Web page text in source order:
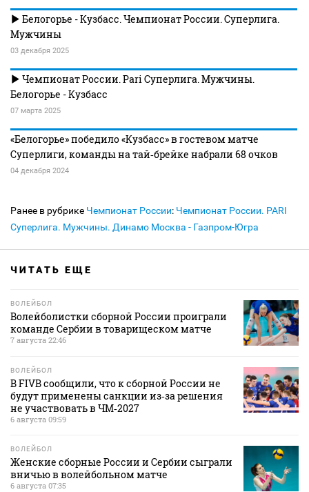
Белогорье - Кузбасс. Чемпионат России. Суперлига.
Мужчины
03 декабря 2025
Чемпионат России. Pari Суперлига. Мужчины.
Белогорье - Кузбасс
07 марта 2025
«Белогорье» победило «Кузбасс» в гостевом матче
Суперлиги, команды на тай‑брейке набрали 68 очков
04 декабря 2024
Ранее в рубрике Чемпионат России: Чемпионат России. PARI
Суперлига. Мужчины. Динамо Москва - Газпром-Югра
ЧИТАТЬ ЕЩЕ
ВОЛЕЙБОЛ
Волейболистки сборной России проиграли
команде Сербии в товарищеском матче
7 августа 22:46
ВОЛЕЙБОЛ
В FIVB сообщили, что к сборной России не
будут применены санкции из‑за решения
не участвовать в ЧМ‑2027
6 августа 09:59
ВОЛЕЙБОЛ
Женские сборные России и Сербии сыграли
вничью в волейбольном матче
6 августа 07:35